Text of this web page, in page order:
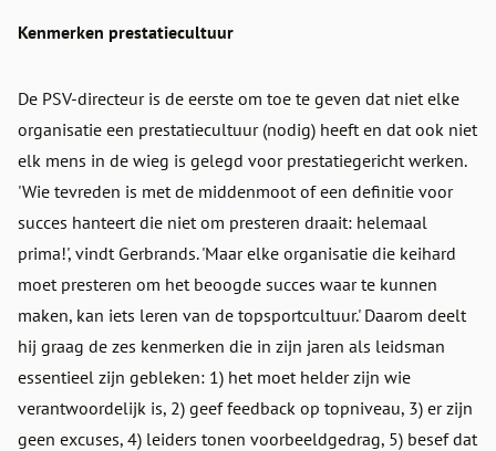
Kenmerken prestatiecultuur
De PSV-directeur is de eerste om toe te geven dat niet elke
organisatie een prestatiecultuur (nodig) heeft en dat ook niet
elk mens in de wieg is gelegd voor prestatiegericht werken.
'Wie tevreden is met de middenmoot of een definitie voor
succes hanteert die niet om presteren draait: helemaal
prima!', vindt Gerbrands. 'Maar elke organisatie die keihard
moet presteren om het beoogde succes waar te kunnen
maken, kan iets leren van de topsportcultuur.' Daarom deelt
hij graag de zes kenmerken die in zijn jaren als leidsman
essentieel zijn gebleken: 1) het moet helder zijn wie
verantwoordelijk is, 2) geef feedback op topniveau, 3) er zijn
geen excuses, 4) leiders tonen voorbeeldgedrag, 5) besef dat